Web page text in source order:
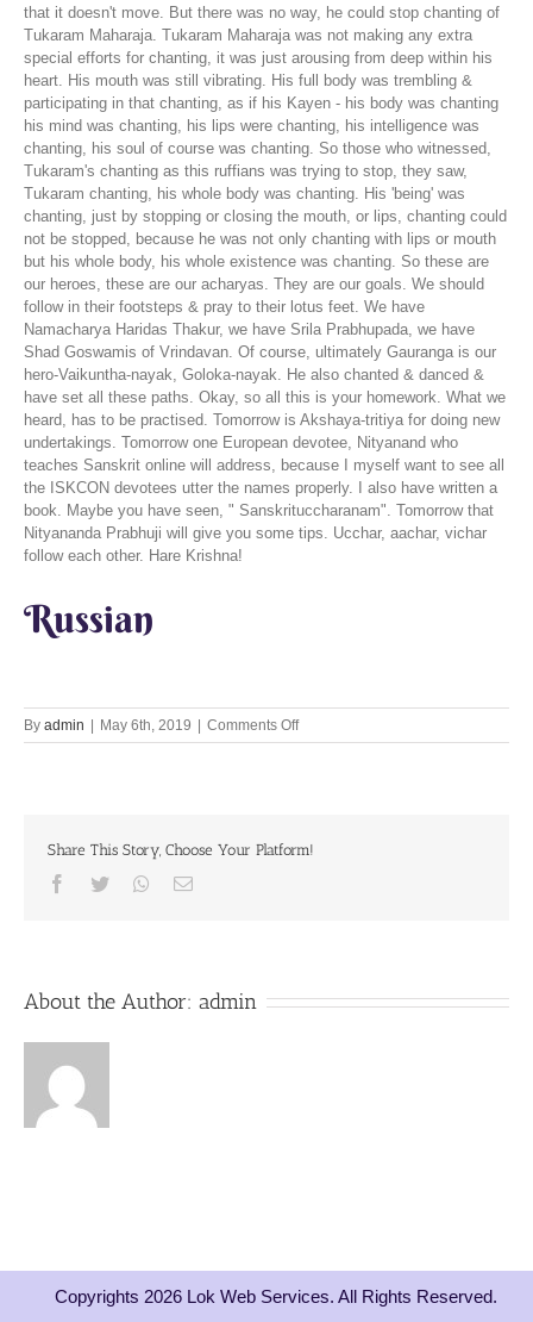
that it doesn't move. But there was no way, he could stop chanting of
Tukaram Maharaja. Tukaram Maharaja was not making any extra
special efforts for chanting, it was just arousing from deep within his
heart. His mouth was still vibrating. His full body was trembling &
participating in that chanting, as if his Kayen - his body was chanting
his mind was chanting, his lips were chanting, his intelligence was
chanting, his soul of course was chanting. So those who witnessed,
Tukaram's chanting as this ruffians was trying to stop, they saw,
Tukaram chanting, his whole body was chanting. His 'being' was
chanting, just by stopping or closing the mouth, or lips, chanting could
not be stopped, because he was not only chanting with lips or mouth
but his whole body, his whole existence was chanting. So these are
our heroes, these are our acharyas. They are our goals. We should
follow in their footsteps & pray to their lotus feet. We have
Namacharya Haridas Thakur, we have Srila Prabhupada, we have
Shad Goswamis of Vrindavan. Of course, ultimately Gauranga is our
hero-Vaikuntha-nayak, Goloka-nayak. He also chanted & danced &
have set all these paths. Okay, so all this is your homework. What we
heard, has to be practised. Tomorrow is Akshaya-tritiya for doing new
undertakings. Tomorrow one European devotee, Nityanand who
teaches Sanskrit online will address, because I myself want to see all
the ISKCON devotees utter the names properly. I also have written a
book. Maybe you have seen, " Sanskrituccharanam". Tomorrow that
Nityananda Prabhuji will give you some tips. Ucchar, aachar, vichar
follow each other. Hare Krishna!
Russian
By admin | May 6th, 2019 | Comments Offon
Instruments
May
Share This Story, Choose Your Platform!
Facebook
Twitter Whatsapp
Email
About the Author: admin
Copyrights 2026 Lok Web Services. All Rights Reserved.